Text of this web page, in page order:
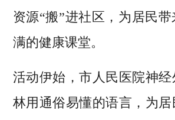
资源“搬”进社区，为居民
满的健康课堂。
活动伊始，市人民医院神
林用通俗易懂的语言，为